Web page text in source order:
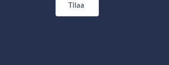
Tilaa